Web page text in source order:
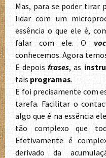
Mas, para se poder tirar
lidar com um
essência o que ele é,
falar com ele. O
conhecemos. Agora
E depoisfrases, as
tais programas.
E foi precisamente com
tarefa. Facilitar o
algo que é na essência
tão complexo que
Efetivamente é
derivado da